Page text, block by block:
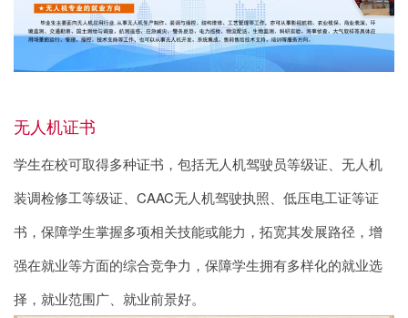
无人机证书
学生在校可取得多种证书，包括无人机驾驶员等级证、无人机
装调检修工等级证、CAAC无人机驾驶执照、低压电工证等证
书，保障学生掌握多项相关技能或能力，拓宽其发展路径，增
强在就业等方面的综合竞争力，保障学生拥有多样化的就业选
择，就业范围广、就业前景好。